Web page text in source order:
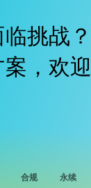
挑战？
，欢迎
合规
永续